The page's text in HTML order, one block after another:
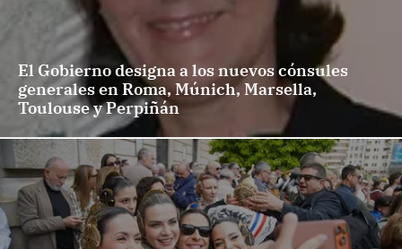
El Gobierno designa a los nuevos cónsules
generales en Roma, Múnich, Marsella,
Toulouse y Perpiñán